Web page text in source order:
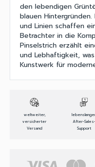
den lebendigen
blauen
und Linien schaffen
Betrachter in die
Pinselstrich erzählt
und Lebhaftigkeit,
Kunstwerk für
weltweiter,
versicherter
Versand
After-Sales-
Support